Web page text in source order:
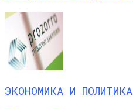
ЭКОНОМИКА И ПОЛИТИКА